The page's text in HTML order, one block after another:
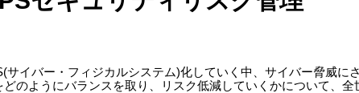
イバー・フィジカルシステム)化していく中、サイバー脅威に
のようにバランスを取り、リスク低減していくかについて、